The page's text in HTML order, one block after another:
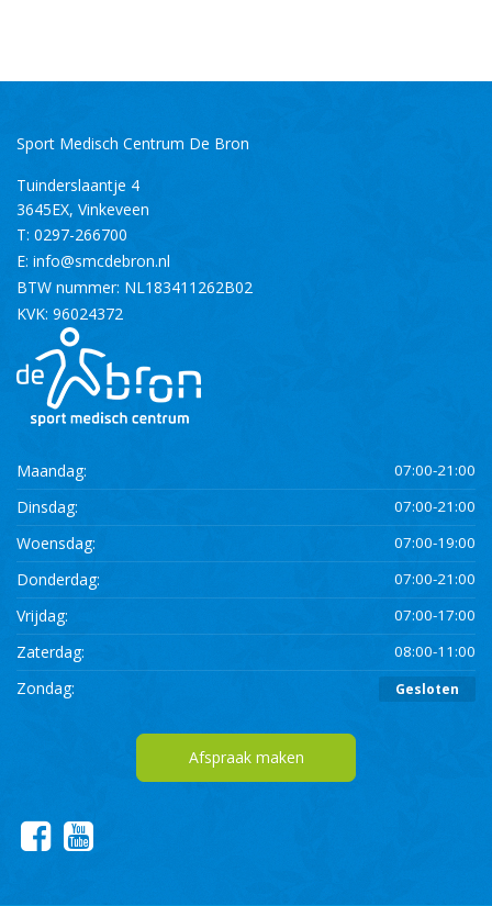
Sport Medisch Centrum De Bron
Tuinderslaantje 4
3645EX, Vinkeveen
T: 0297-266700
E: info@smcdebron.nl
BTW nummer: NL183411262B02
KVK: 96024372
Maandag: 07:00-21:00
Dinsdag: 07:00-21:00
Woensdag: 07:00-19:00
Donderdag: 07:00-21:00
Vrijdag: 07:00-17:00
Zaterdag: 08:00-11:00
Zondag: Gesloten
Afspraak maken